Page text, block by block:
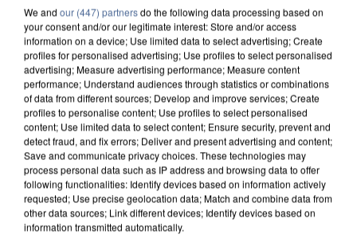
UN SECOND CADRE DE LA DZ MAFIA
INTERPELLÉ EN ALGÉRIE
We and our (447) partnersdo the following data processing based on
your consent and/or our legitimate interest: Store and/or access
information on a device; Use limited data to select advertising; Create
profiles for personalised advertising; Use profiles to select personalised
advertising; Measure advertising performance; Measure content
performance; Understand audiences through statistics or combinations
of data from different sources; Develop and improve services; Create
profiles to personalise content; Use profiles to select personalised
content; Use limited data to select content; Ensure security, prevent and
detect fraud, and fix errors; Deliver and present advertising and content;
Save and communicate privacy choices. These technologies may
process personal data such as IP address and browsing data to offer
following functionalities: Identify devices based on information actively
requested; Use precise geolocation data; Match and combine data from
other data sources; Link different devices; Identify devices based on
information transmitted automatically.